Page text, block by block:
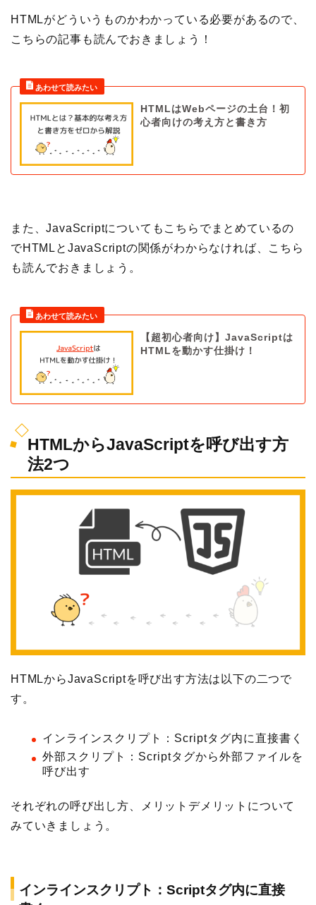
HTMLがどういうものかわかっている必要があるので、
こちらの記事も読んでおきましょう！
HTMLはWebページの土台！初
心者向けの考え方と書き方
また、JavaScriptについてもこちらでまとめているの
でHTMLとJavaScriptの関係がわからなければ、こちら
も読んでおきましょう。
【超初心者向け】JavaScriptは
HTMLを動かす仕掛け！
HTMLからJavaScriptを呼び出す方
法2つ
HTMLからJavaScriptを呼び出す方法は以下の二つで
す。
インラインスクリプト：Scriptタグ内に直接書く
外部スクリプト：Scriptタグから外部ファイルを
呼び出す
それぞれの呼び出し方、メリットデメリットについて
みていきましょう。
インラインスクリプト：Scriptタグ内に直接